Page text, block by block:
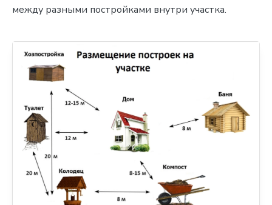
между разными постройками внутри участка.